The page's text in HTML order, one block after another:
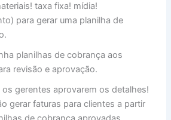
taxa fixa! mídia!
para gerar uma planilha de
planilhas de cobrança aos
revisão e aprovação.
os gerentes aprovarem os detalhes!
gerar faturas para clientes a partir